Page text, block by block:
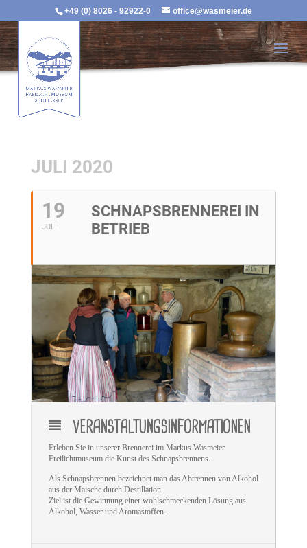
+49 (0) 8026 - 92922-0 office@wasmeier.de
JULI 2020
19
JULI
SCHNAPSBRENNEREI IN
BETRIEB
VERANSTALTUNGSINFORMATIONEN
Erleben Sie in unserer Brennerei im Markus Wasmeier
Freilichtmuseum die Kunst des Schnapsbrennens.
Als Schnapsbrennen bezeichnet man das Abtrennen von Alkohol
aus der Maische durch Destillation.
Ziel ist die Gewinnung einer wohlschmeckenden Lösung aus
Alkohol, Wasser und Aromastoffen.